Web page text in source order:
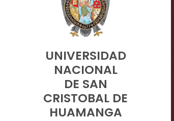
UNIVERSIDAD
NACIONAL
DE SAN
CRISTOBAL DE
HUAMANGA